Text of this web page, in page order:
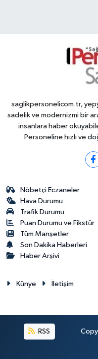
saglikpersonelicom.tr,
sadelik ve modernizmi bir
insanlara haber
Personeline hızlı ve
Nöbetçi Eczaneler
Hava Durumu
Trafik Durumu
Puan Durumu ve Fikstür
Tüm Manşetler
Son Dakika Haberleri
Haber Arşivi
Künye İletişim
RSS